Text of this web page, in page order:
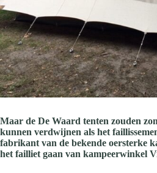
Maar de De Waard tenten zouden
kunnen verdwijnen als het
fabrikant van de bekende oersterke
het failliet gaan van kampeerwinkel